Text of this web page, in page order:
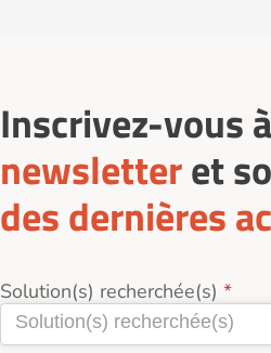
Inscrivez-vous
newsletteret
des dernières
Solution(s) recherchée(s)